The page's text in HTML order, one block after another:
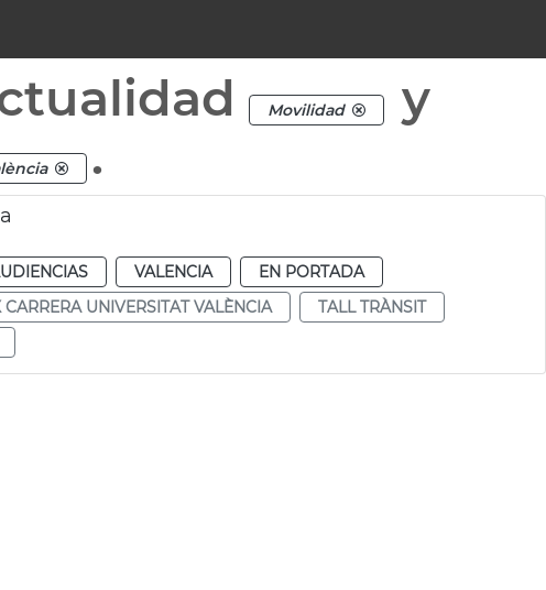
Movilidad
y
.
VALENCIA
EN PORTADA
CARRERA UNIVERSITAT VALÈNCIA
TALL TRÀNSIT